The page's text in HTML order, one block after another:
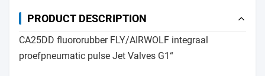
PRODUCT DESCRIPTION
CA25DD fluororubber FLY/AIRWOLF integraal
proefpneumatic pulse Jet Valves G1“